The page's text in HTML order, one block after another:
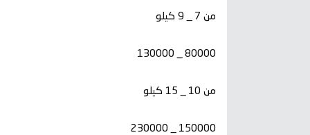
من 7 _ 9 كيلو
80000 _ 130000
من 10 _ 15 كيلو
150000 _ 230000